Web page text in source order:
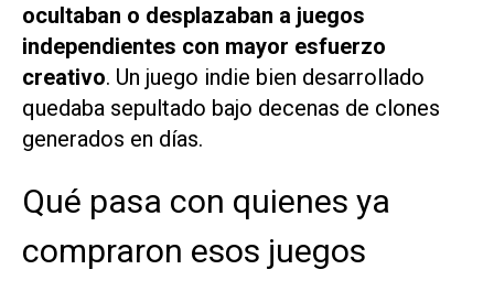
ocultaban o desplazaban a juegos
independientes con mayor esfuerzo
creativo. Un juego indie bien desarrollado
quedaba sepultado bajo decenas de clones
generados en días.
Qué pasa con quienes ya
compraron esos juegos